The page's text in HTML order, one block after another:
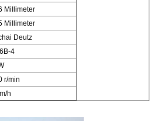
Millimeter
Millimeter
Deutz
4
r/min
h